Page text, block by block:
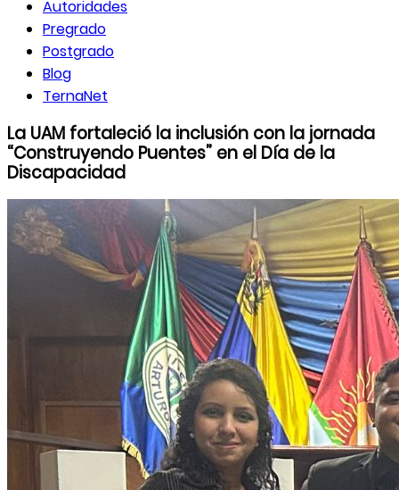
Autoridades
Pregrado
Postgrado
Blog
TernaNet
La UAM fortaleció la inclusión con la jornada
“Construyendo Puentes” en el Día de la
Discapacidad